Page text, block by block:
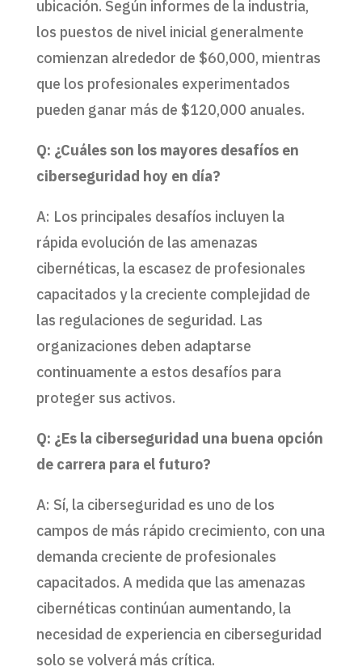
ubicación. Según informes de la industria,
los puestos de nivel inicial generalmente
comienzan alrededor de $60,000, mientras
que los profesionales experimentados
pueden ganar más de $120,000 anuales.
Q: ¿Cuáles son los mayores desafíos en
ciberseguridad hoy en día?
A: Los principales desafíos incluyen la
rápida evolución de las amenazas
cibernéticas, la escasez de profesionales
capacitados y la creciente complejidad de
las regulaciones de seguridad. Las
organizaciones deben adaptarse
continuamente a estos desafíos para
proteger sus activos.
Q: ¿Es la ciberseguridad una buena opción
de carrera para el futuro?
A: Sí, la ciberseguridad es uno de los
campos de más rápido crecimiento, con una
demanda creciente de profesionales
capacitados. A medida que las amenazas
cibernéticas continúan aumentando, la
necesidad de experiencia en ciberseguridad
solo se volverá más crítica.